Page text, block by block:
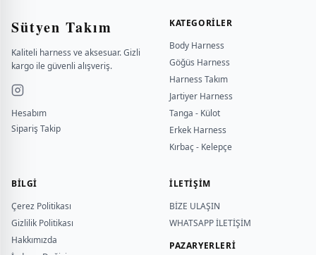
Sütyen Takım
Kaliteli harness ve aksesuar. Gizli
kargo ile güvenli alışveriş.
Hesabım
Sipariş Takip
KATEGORILER
Body Harness
Göğüs Harness
Harness Takım
Jartiyer Harness
Tanga - Külot
Erkek Harness
Kırbaç - Kelepçe
BILGI
Çerez Politikası
Gizlilik Politikası
Hakkımızda
İLETİŞİM
BİZE ULAŞIN
WHATSAPP İLETİŞİM
PAZARYERLERİ